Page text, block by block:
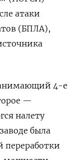
атаки
(БПЛА),
4-е
—
налету
была
переработки